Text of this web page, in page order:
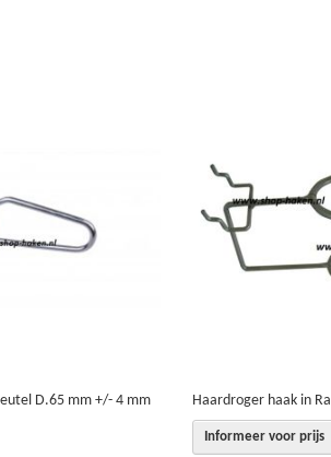
D.65 mm +/- 4 mm Haardroger haak in Ral
Informeer voor prijs